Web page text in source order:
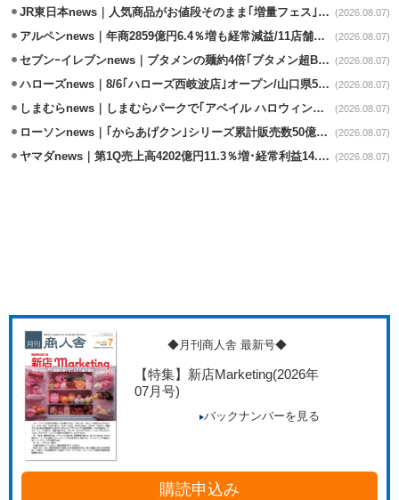
JR東日本news｜人気商品がお値段そのまま｢増量フェス｣8/18から開催 (2026.08.07)
アルペンnews｜年商2859億円6.4％増も経常減益/11店舗出店､4店閉鎖 (2026.08.07)
セブンｰイレブンnews｜ブタメンの麺約4倍｢ブタメン超BIG｣8/11から限定発売 (2026.08.07)
ハローズnews｜8/6｢ハローズ西岐波店｣オープン/山口県5店舗目 (2026.08.07)
しまむらnews｜しまむらパークで｢アベイル ハロウィンじゅんびフェア｣開催 (2026.08.07)
ローソンnews｜｢からあげクン｣シリーズ累計販売数50億食突破 (2026.08.07)
ヤマダnews｜第1Q売上高4202億円11.3％増･経常利益14.5％増 (2026.08.07)
◆月刊商人舎 最新号◆
【特集】新店Marketing(2026年
07月号)
バックナンバーを見る
購読申込み